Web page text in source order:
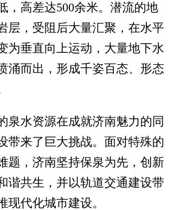
，高差达500余米。潜流的地
层，受阻后大量汇聚，在水平
为垂直向上运动，大量地下水
涌而出，形成千姿百态、形态
水资源在成就济南魅力的同
带来了巨大挑战。面对特殊的
题，济南坚持保泉为先，创新
谐共生，并以轨道交通建设带
现代化城市建设。